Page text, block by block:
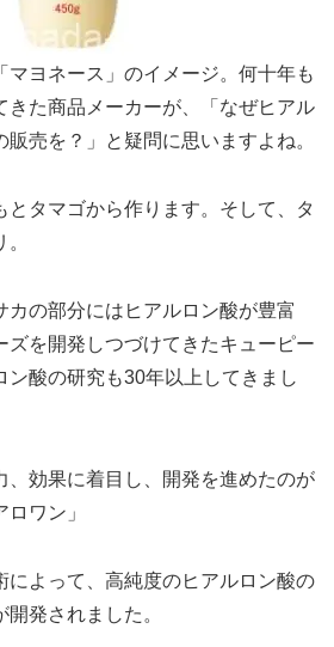
マヨネース」のイメージ。何十年も
きた商品メーカーが、「なぜヒアル
販売を？」と疑問に思いますよね。
とタマゴから作ります。そして、タ
カの部分にはヒアルロン酸が豊富
ズを開発しつづけてきたキューピー
ン酸の研究も30年以上してきまし
、効果に着目し、開発を進めたのが
ワン」
によって、高純度のヒアルロン酸の
発されました。